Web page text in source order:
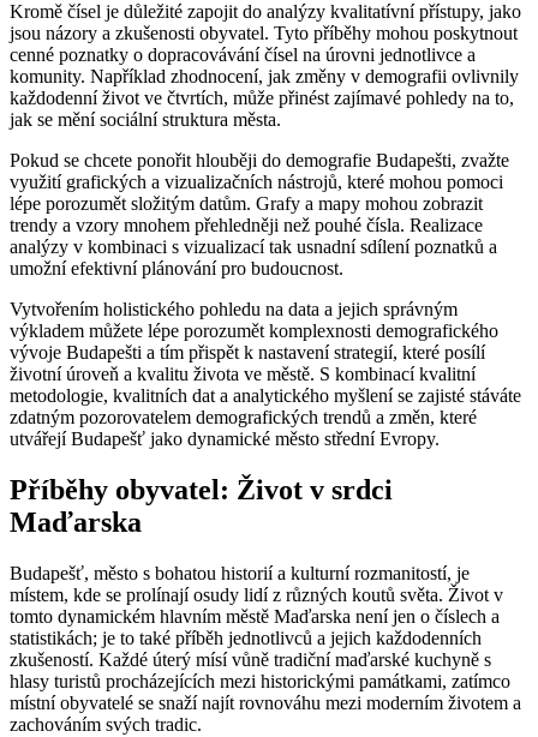
Kromě čísel je důležité zapojit do analýzy kvalitatívní přístupy, jako
jsou názory a zkušenosti obyvatel. Tyto příběhy mohou poskytnout
cenné poznatky o dopracovávání čísel na úrovni jednotlivce a
komunity. Například zhodnocení, jak změny v demografii ovlivnily
každodenní život ve čtvrtích, může přinést zajímavé pohledy na to,
jak se mění sociální struktura města.
Pokud se chcete ponořit hlouběji do demografie Budapešti, zvažte
využití grafických a vizualizačních nástrojů, které mohou pomoci
lépe porozumět složitým datům. Grafy a mapy mohou zobrazit
trendy a vzory mnohem přehledněji než pouhé čísla. Realizace
analýzy v kombinaci s vizualizací tak usnadní sdílení poznatků a
umožní efektivní plánování pro budoucnost.
Vytvořením holistického pohledu na data a jejich správným
výkladem můžete lépe porozumět komplexnosti demografického
vývoje Budapešti a tím přispět k nastavení strategií, které posílí
životní úroveň a kvalitu života ve městě. S kombinací kvalitní
metodologie, kvalitních dat a analytického myšlení se zajisté stáváte
zdatným pozorovatelem demografických trendů a změn, které
utvářejí Budapešť jako dynamické město střední Evropy.
Příběhy obyvatel: Život v srdci
Maďarska
Budapešť, město s bohatou historií a kulturní rozmanitostí, je
místem, kde se prolínají osudy lidí z různých koutů světa. Život v
tomto dynamickém hlavním městě Maďarska není jen o číslech a
statistikách; je to také příběh jednotlivců a jejich každodenních
zkušeností. Každé úterý mísí vůně tradiční maďarské kuchyně s
hlasy turistů procházejících mezi historickými památkami, zatímco
místní obyvatelé se snaží najít rovnováhu mezi moderním životem a
zachováním svých tradic.